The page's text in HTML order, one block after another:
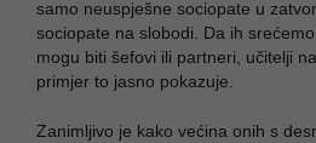
samo neuspješne sociopate u
sociopate na slobodi. Da ih
mogu biti šefovi ili partneri, učitelji
primjer to jasno pokazuje.
Zanimljivo je kako većina onih s